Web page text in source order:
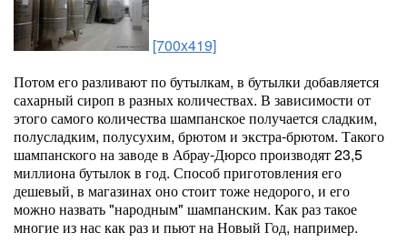
[700x419]
Потом его разливают по бутылкам, в бутылки добавляется
сахарный сироп в разных количествах. В зависимости от
этого самого количества шампанское получается сладким,
полусладким, полусухим, брютом и экстра-брютом. Такого
шампанского на заводе в Абрау-Дюрсо производят 23,5
миллиона бутылок в год. Способ приготовления его
дешевый, в магазинах оно стоит тоже недорого, и его
можно назвать "народным" шампанским. Как раз такое
многие из нас как раз и пьют на Новый Год, например.